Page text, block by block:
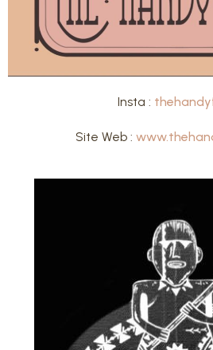
Insta :
Site Web :